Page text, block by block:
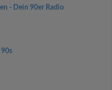
- Dein 90er Radio